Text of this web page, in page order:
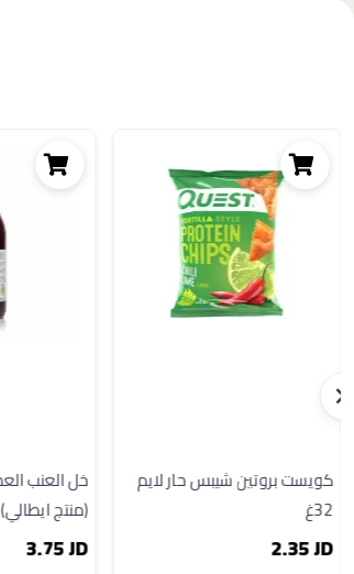
كويست بروتين شيبس حار لايم
32غ
2.35 JD
(منتج ايطالي)
3.75 JD